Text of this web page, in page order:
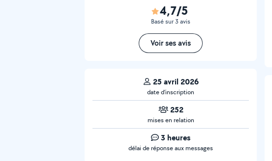
4,7/5
Basé sur 3 avis
Voir ses avis
25 avril 2026
date d’inscription
252
mises en relation
3 heures
délai de réponse aux messages